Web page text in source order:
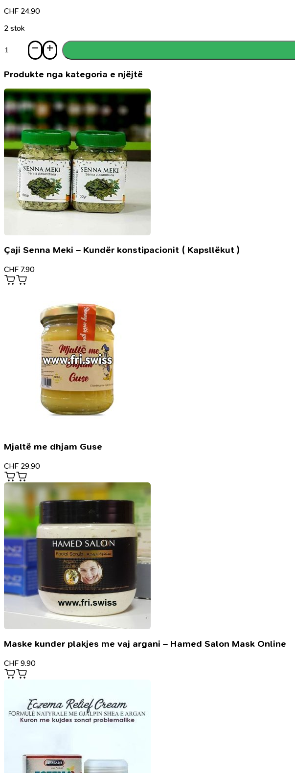
CHF 24.90
2 stok
Religionsunterricht
Kinder
Deutschland
und
Österreich
Produkte nga kategoria e njëjtë
Çaji Senna Meki – Kundër konstipacionit ( Kapsllëkut )
CHF 7.90
Mjaltë me dhjam Guse
CHF 29.90
Maske kunder plakjes me vaj argani – Hamed Salon Mask Online
CHF 9.90